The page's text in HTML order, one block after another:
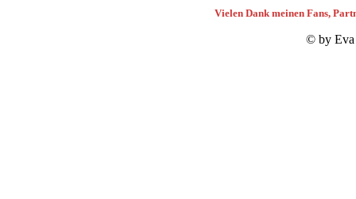
Vielen Dank meinen Fans,
© by Eva